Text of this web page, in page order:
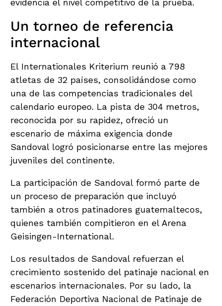
Un torneo de referencia
internacional
El Internationales Kriterium reunió a 798
atletas de 32 países, consolidándose como
una de las competencias tradicionales del
calendario europeo. La pista de 304 metros,
reconocida por su rapidez, ofreció un
escenario de máxima exigencia donde
Sandoval logró posicionarse entre las mejores
juveniles del continente.
La participación de Sandoval formó parte de
un proceso de preparación que incluyó
también a otros patinadores guatemaltecos,
quienes también compitieron en el Arena
Geisingen-International.
Los resultados de Sandoval refuerzan el
crecimiento sostenido del patinaje nacional en
escenarios internacionales. Por su lado, la
Federación Deportiva Nacional de Patinaje de